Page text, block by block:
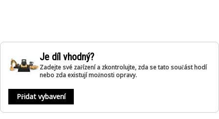
Je díl vhodný?
Zadejte své zařízení a zkontrolujte, zda se tato součást hodí
nebo zda existují možnosti opravy.
Přidat vybavení